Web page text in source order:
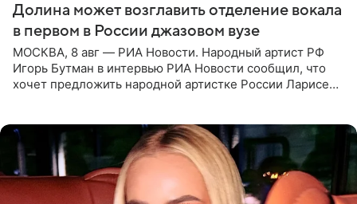
Долина может возглавить отделение вокала
в первом в России джазовом вузе
МОСКВА, 8 авг — РИА Новости. Народный артист РФ
Игорь Бутман в интервью РИА Новости сообщил, что
хочет предложить народной артистке России Ларисе